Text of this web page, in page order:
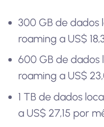
300 GB de dados
roaming a US$
600 GB de dados
roaming a US$
1 TB de dados
a US$ 27,15 por